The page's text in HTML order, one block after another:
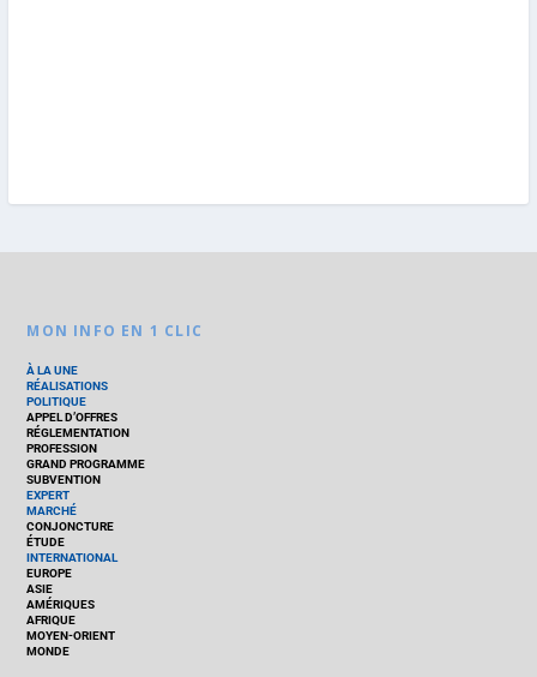
MON INFO EN 1 CLIC
À LA UNE
RÉALISATIONS
POLITIQUE
APPEL D’OFFRES
RÉGLEMENTATION
PROFESSION
GRAND PROGRAMME
SUBVENTION
EXPERT
MARCHÉ
CONJONCTURE
ÉTUDE
INTERNATIONAL
EUROPE
ASIE
AMÉRIQUES
AFRIQUE
MOYEN-ORIENT
MONDE